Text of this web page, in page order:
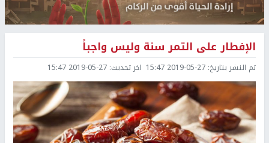
الإفطار على التمر سنة وليس واجباً‏
تم النشر بتاريخ: 2019-05-27 15:47 اخر تحديث: 2019-05-27 15:47